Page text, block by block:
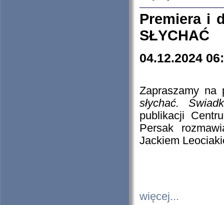
Premiera i
SŁYCHAĆ
04.12.2024
Zapraszamy
słychać.
publikacji
Persak
Jackiem
więcej...